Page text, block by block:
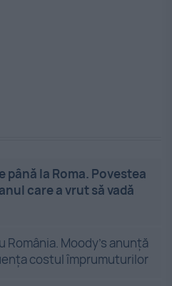
până la Roma. Povestea
care a vrut să vadă
România. Moody’s anunță
costul împrumuturilor